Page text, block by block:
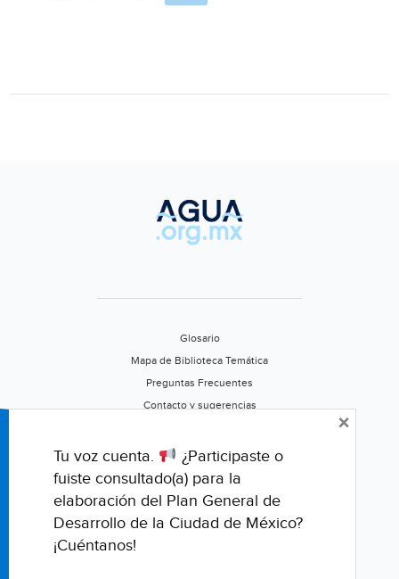
Glosario
Mapa de Biblioteca Temática
Preguntas Frecuentes
Contacto y sugerencias
Califica este portal
Tu voz cuenta.
¿Participaste o
fuiste consultado(a) para la
elaboración del Plan General de
Desarrollo de la Ciudad de México?
¡Cuéntanos!
×